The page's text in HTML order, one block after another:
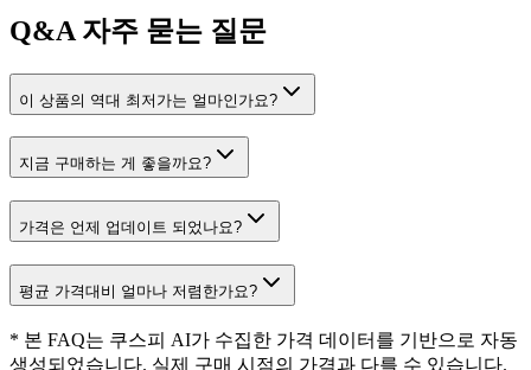
Q&A 자주 묻는 질문
이 상품의 역대 최저가는 얼마인가요?
지금 구매하는 게 좋을까요?
가격은 언제 업데이트 되었나요?
평균 가격대비 얼마나 저렴한가요?
* 본 FAQ는 쿠스피 AI가 수집한 가격 데이터를 기반으로 자동
생성되었습니다. 실제 구매 시점의 가격과 다를 수 있습니다.